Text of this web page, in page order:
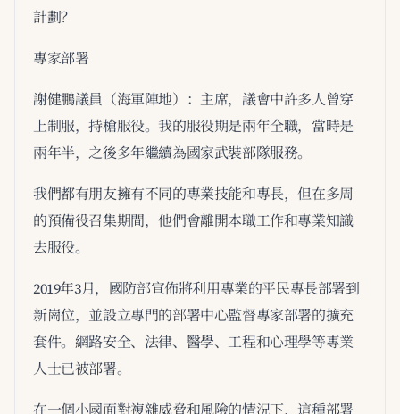
計劃？
專家部署
謝健鵬議員（海軍陣地）：主席，議會中許多人曾穿
上制服，持槍服役。我的服役期是兩年全職，當時是
兩年半，之後多年繼續為國家武裝部隊服務。
我們都有朋友擁有不同的專業技能和專長，但在多周
的預備役召集期間，他們會離開本職工作和專業知識
去服役。
2019年3月，國防部宣佈將利用專業的平民專長部署到
新崗位，並設立專門的部署中心監督專家部署的擴充
套件。網路安全、法律、醫學、工程和心理學等專業
人士已被部署。
在一個小國面對複雜威脅和風險的情況下，這種部署